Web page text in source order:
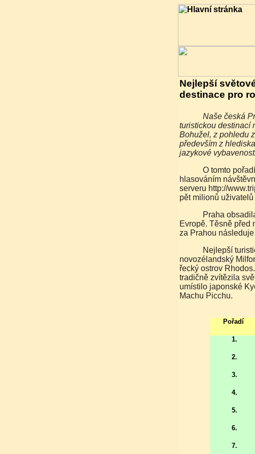
Nejlepší
destinace pro
Naše česká Praha je dvaašedesátou nejoblíbenější
turistickou destinací
Bohužel, z pohledu
především z
jazykové
O tomto pořadí světových destinací rozhodli svým
hlasováním
serveru http://
pět milionů
Praha obsadila celkové 62. místo na světě a 21. místo v
Evropě. Těsně před
za Prahou
Nejlepší turistickou destinací na světě je pro rok 2008
novozélandský
řecký ostrov
tradičně zvítězila
umístilo japonské
Machu Picchu.
Pořadí
1.
2.
3.
4.
5.
6.
7.